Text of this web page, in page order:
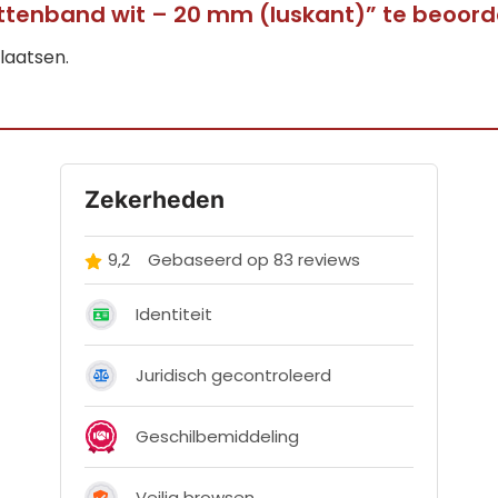
wit – 20 mm (luskant)” te